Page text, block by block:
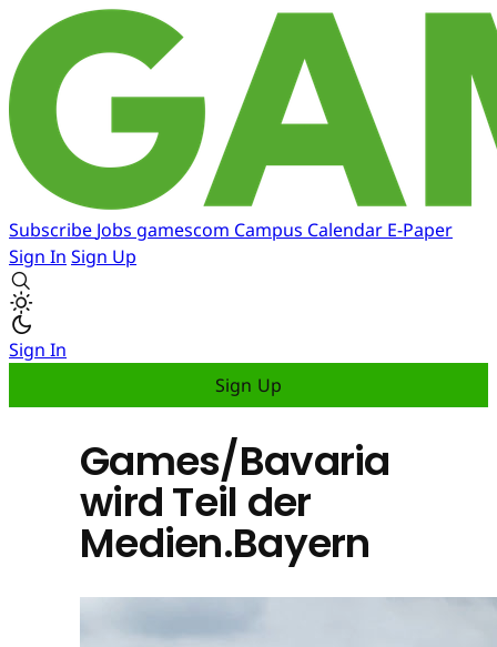
Subscribe Jobs gamescom Campus Calendar E-Paper
Sign In Sign Up
Sign In
Sign Up
Games/Bavaria
wird Teil der
Medien.Bayern